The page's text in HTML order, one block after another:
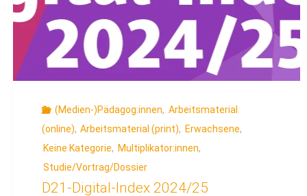
(Medien-)Pädagog:innen, Arbeitsmaterial
(online), Arbeitsmaterial (print), Erwachsene,
Keine Kategorie, Multiplikator:innen,
Studie/Vortrag/Dossier
D21-Digital-Index 2024/25